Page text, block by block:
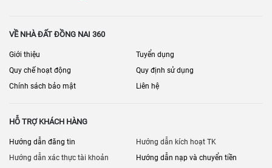
VỀ NHÀ ĐẤT ĐỒNG NAI 360
Giới thiệu
Tuyển dụng
Quy chế hoạt động
Quy định sử dụng
Chính sách bảo mật
Liên hệ
HỖ TRỢ KHÁCH HÀNG
Hướng dẫn đăng tin
Hướng dẫn kích hoạt TK
Hướng dẫn xác thực tài khoản
Hướng dẫn nạp và chuyển tiền